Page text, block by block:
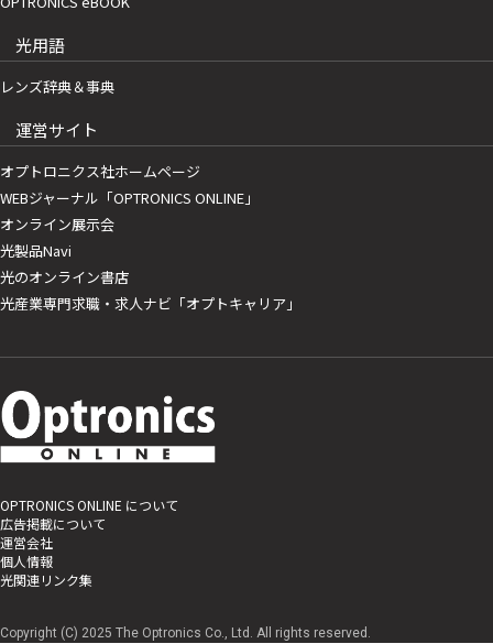
光用語
レンズ辞典＆事典
運営サイト
オプトロニクス社ホームページ
WEBジャーナル「OPTRONICS ONLINE」
オンライン展示会
光製品Navi
光のオンライン書店
光産業専門求職・求人ナビ「オプトキャリア」
OPTRONICS ONLINE について
広告掲載について
運営会社
個人情報
光関連リンク集
Copyright (C) 2025 The Optronics Co., Ltd. All rights reserved.